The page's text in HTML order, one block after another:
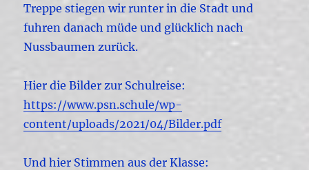
Treppe stiegen wir runter in die Stadt und
fuhren danach müde und glücklich nach
Nussbaumen zurück.
Hier die Bilder zur Schulreise:
https://www.psn.schule/wp-
content/uploads/2021/04/Bilder.pdf
Und hier Stimmen aus der Klasse: